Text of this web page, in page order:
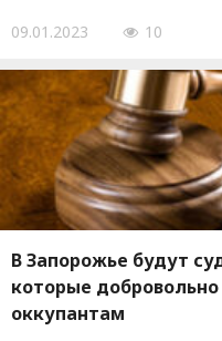
09.01.2023 10
В Запорожье будут
которые
оккупантам